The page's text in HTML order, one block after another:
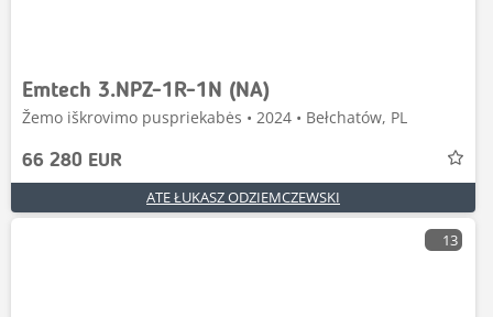
Emtech 3.NPZ-1R-1N (NA)
Žemo iškrovimo puspriekabės • 2024 • Bełchatów, PL
66 280 EUR
ATE ŁUKASZ ODZIEMCZEWSKI
13